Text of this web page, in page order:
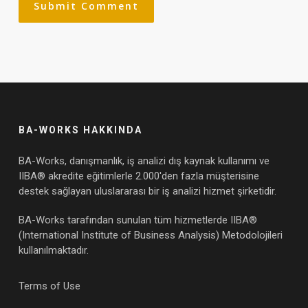
BA-WORKS HAKKINDA
BA-Works, danışmanlık, iş analizi dış kaynak kullanımı ve
IIBA® akredite eğitimlerle 2.000'den fazla müşterisine
destek sağlayan uluslararası bir iş analizi hizmet şirketidir.
BA-Works tarafından sunulan tüm hizmetlerde IIBA®
(International Institute of Business Analysis) Metodolojileri
kullanılmaktadır.
Terms of Use